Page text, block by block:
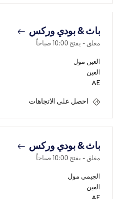
باث & بودي وركس
مغلق - يفتح 10:00 صباحاً
العين مول
العين
AE
احصل على الاتجاهات
باث & بودي وركس
مغلق - يفتح 10:00 صباحاً
الجيمي مول
العين